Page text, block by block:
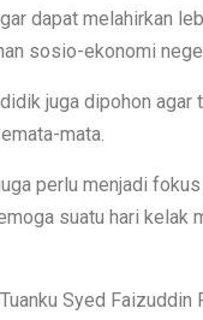
dapat melahirkan
sosio-ekonomi
juga dipohon
mata.
perlu menjadi
suatu hari kelak
Syed